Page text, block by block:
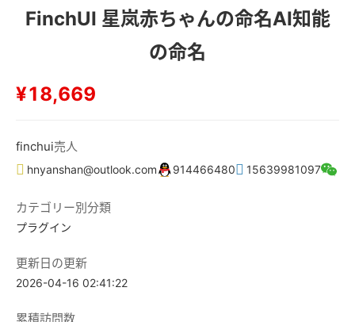
FinchUI 星岚赤ちゃんの命名AI知能
の命名
¥18,669
finchui売人
hnyanshan@outlook.com 914466480 15639981097
カテゴリー別分類
プラグイン
更新日の更新
2026-04-16 02:41:22
累積訪問数